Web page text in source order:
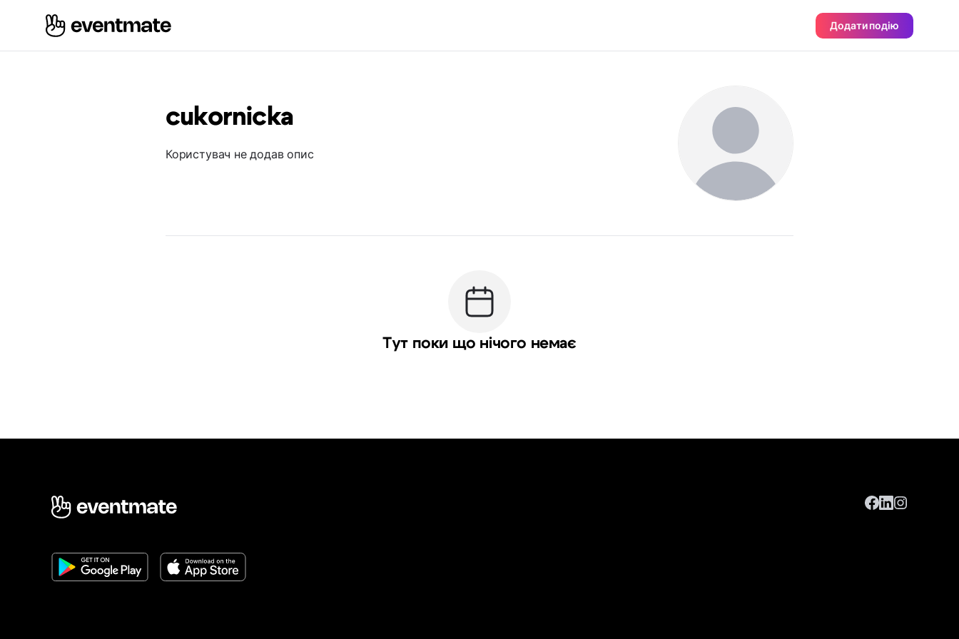
Додати подію
cukornicka
Користувач не додав опис
Тут поки що нічого немає